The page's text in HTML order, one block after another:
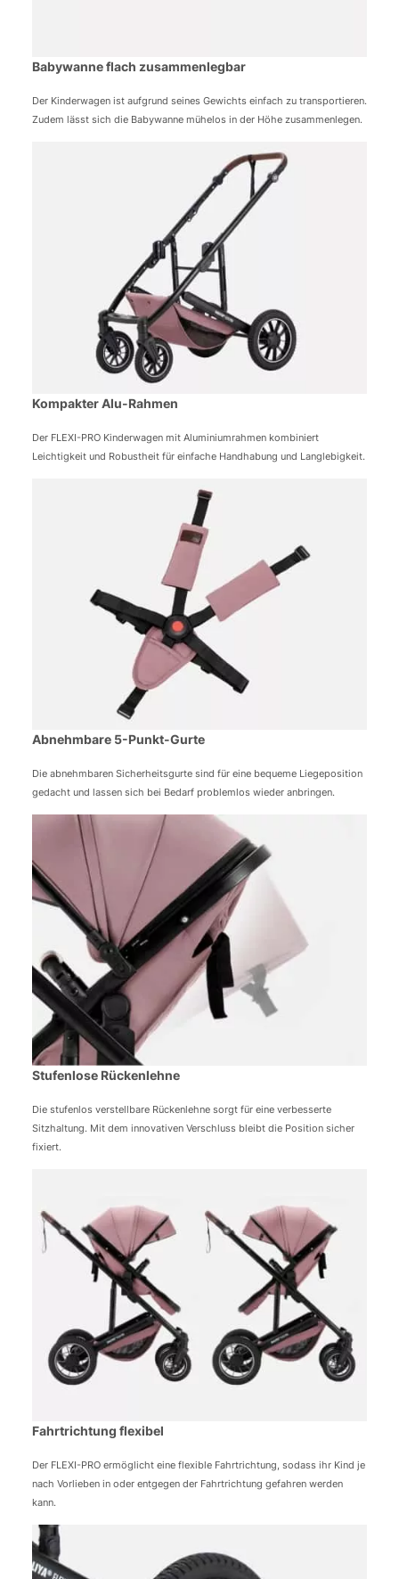
Babywanne flach zusammenlegbar
Der Kinderwagen ist aufgrund seines Gewichts einfach zu transportieren.
Zudem lässt sich die Babywanne mühelos in der Höhe zusammenlegen.
Kompakter Alu-Rahmen
Der FLEXI-PRO Kinderwagen mit Aluminiumrahmen kombiniert
Leichtigkeit und Robustheit für einfache Handhabung und Langlebigkeit.
Abnehmbare 5-Punkt-Gurte
Die abnehmbaren Sicherheitsgurte sind für eine bequeme Liegeposition
gedacht und lassen sich bei Bedarf problemlos wieder anbringen.
Stufenlose Rückenlehne
Die stufenlos verstellbare Rückenlehne sorgt für eine verbesserte
Sitzhaltung. Mit dem innovativen Verschluss bleibt die Position sicher
fixiert.
Fahrtrichtung flexibel
Der FLEXI-PRO ermöglicht eine flexible Fahrtrichtung, sodass ihr Kind je
nach Vorlieben in oder entgegen der Fahrtrichtung gefahren werden
kann.